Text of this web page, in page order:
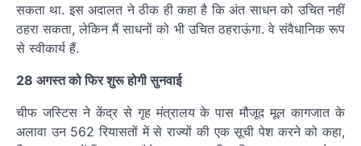
सकता था. इस अदालत ने ठीक ही कहा है कि अंत साधन को उचित नहीं
ठहरा सकता, लेकिन मैं साधनों को भी उचित ठहराऊंगा. वे संवैधानिक रूप
से स्वीकार्य हैं.
28 अगस्त को फिर शुरू होगी सुनवाई
चीफ जस्टिस ने केंद्र से गृह मंत्रालय के पास मौजूद मूल कागजात के
अलावा उन 562 रियासतों में से राज्यों की एक सूची पेश करने को कहा,